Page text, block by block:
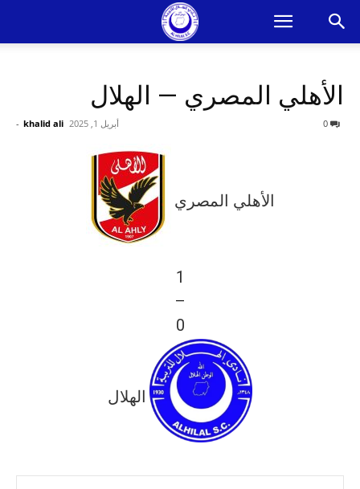
الأهلي المصري — الهلال
khalid ali
- أبريل 1, 2025
الأهلي المصري
1
—
0
الهلال